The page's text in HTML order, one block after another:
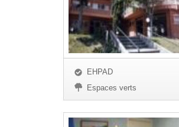
EHPAD
Espaces verts